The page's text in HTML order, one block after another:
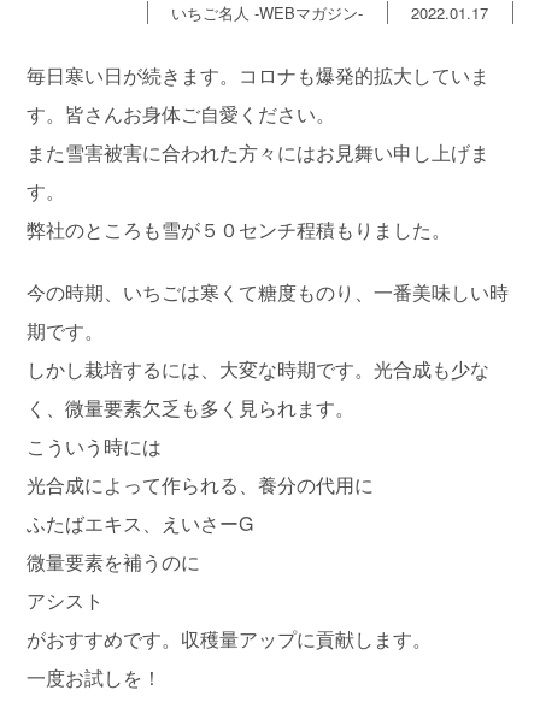
いちご名人 -WEBマガジン- 2022.01.17
毎日寒い日が続きます。コロナも爆発的拡大していま
す。皆さんお身体ご自愛ください。
また雪害被害に合われた方々にはお見舞い申し上げま
す。
弊社のところも雪が５０センチ程積もりました。
今の時期、いちごは寒くて糖度ものり、一番美味しい時
期です。
しかし栽培するには、大変な時期です。光合成も少な
く、微量要素欠乏も多く見られます。
こういう時には
光合成によって作られる、養分の代用に
ふたばエキス、えいさーG
微量要素を補うのに
アシスト
がおすすめです。収穫量アップに貢献します。
一度お試しを！